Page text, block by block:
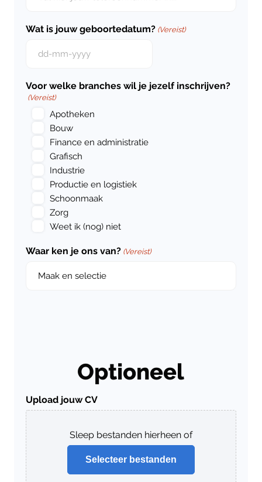
Wat is jouw geboortedatum? (Vereist)
MM
dash
JJJJ
Voor welke branches wil je jezelf inschrijven?
(Vereist)
Apotheken
Bouw
Finance en administratie
Grafisch
Industrie
Productie en logistiek
Schoonmaak
Zorg
Weet ik (nog) niet
Waar ken je ons van? (Vereist)
Optioneel
Upload jouw CV
Sleep bestanden hierheen of
Selecteer bestanden